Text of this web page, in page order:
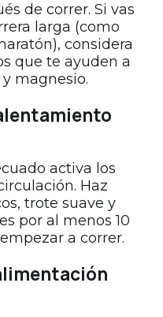
de correr. Si vas
larga (como
considera
que te ayuden a
magnesio.
activa los
Haz
trote suave y
por al menos 10
a correr.